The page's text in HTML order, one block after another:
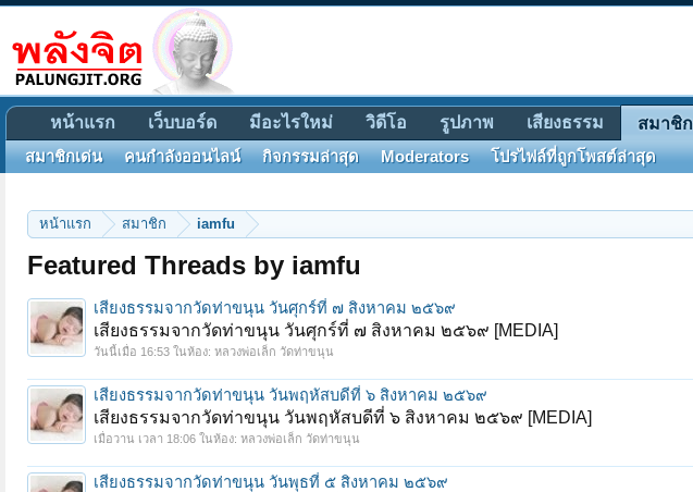
หน้าแรก สมาชิก iamfu
Featured Threads by iamfu
เสียงธรรมจากวัดท่าขนุน วันศุกร์ที่ ๗ สิงหาคม ๒๕๖๙
เสียงธรรมจากวัดท่าขนุน วันศุกร์ที่ ๗ สิงหาคม ๒๕๖๙ [MEDIA]
วันนี้เมื่อ 16:53 ในห้อง: หลวงพ่อเล็ก วัดท่าขนุน
เสียงธรรมจากวัดท่าขนุน วันพฤหัสบดีที่ ๖ สิงหาคม ๒๕๖๙
เสียงธรรมจากวัดท่าขนุน วันพฤหัสบดีที่ ๖ สิงหาคม ๒๕๖๙ [MEDIA]
เมื่อวาน เวลา 18:06 ในห้อง: หลวงพ่อเล็ก วัดท่าขนุน
เสียงธรรมจากวัดท่าขนุน วันพุธที่ ๕ สิงหาคม ๒๕๖๙
หน้าแรก เว็บบอร์ด มีอะไรใหม่ วิดีโอ รูปภาพ เสียงธรรม สมาชิก
สมาชิกเด่น คนกำลังออนไลน์ กิจกรรมล่าสุด Moderators โปรไฟล์ที่ถูกโพสต์ล่าสุด